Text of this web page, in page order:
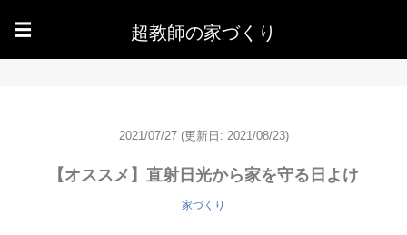
☰ 超教師の家づくり
2021/07/27 (更新日: 2021/08/23)
【オススメ】直射日光から家を守る日よけ
家づくり